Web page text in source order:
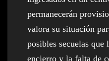
permanecerán
valora su situación
posibles secuelas que
encierro y la falta de